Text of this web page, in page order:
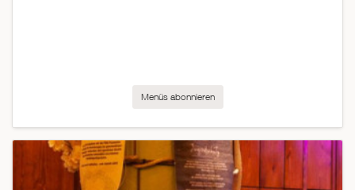
Menüs abonnieren